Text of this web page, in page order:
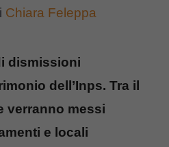
Chiara Feleppa
dismissioni
dell’Inps. Tra il
verranno messi
e locali